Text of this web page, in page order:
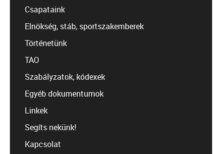
Csapataink
Elnökség, stáb, sportszakemberek
Történetünk
TAO
Szabályzatok, kódexek
Egyéb dokumentumok
Linkek
Segíts nekünk!
Kapcsolat